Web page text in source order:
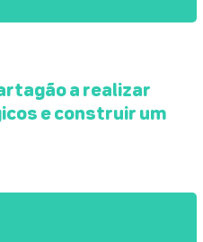
a realizar
e construir um